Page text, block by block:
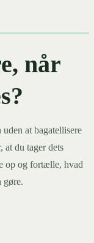
når
at bagatellisere
du tager dets
op og fortælle, hvad
gøre.